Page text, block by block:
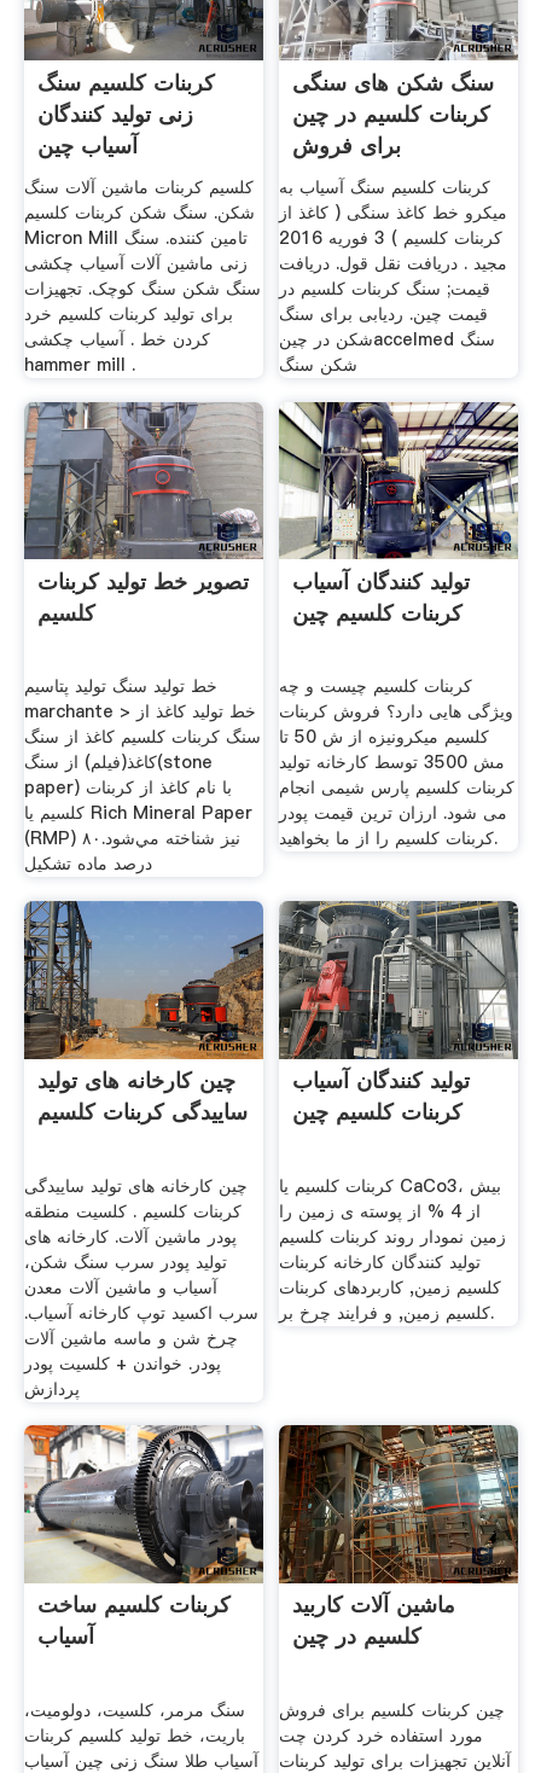
کربنات کلسیم سنگ
زنی تولید کنندگان
آسیاب چین
کلسیم کربنات ماشین آلات سنگ
شکن. سنگ شکن کربنات کلسیم
Micron Mill تامین کننده. سنگ
زنی ماشین آلات آسیاب چکشی
سنگ شکن سنگ کوچک. تجهیزات
برای تولید کربنات کلسیم خرد
کردن خط . آسیاب چکشی
hammer mill .
سنگ شکن های سنگی
کربنات کلسیم در چین
برای فروش
کربنات کلسیم سنگ آسیاب به
میکرو خط کاغذ سنگی ( کاغذ از
کربنات کلسیم ) 3 فوریه 2016
مجید . دریافت نقل قول. دریافت
قیمت; سنگ کربنات کلسیم در
قیمت چین. ردیابی برای سنگ
شکن در چینaccelmed سنگ
شکن سنگ
تصویر خط تولید کربنات
کلسیم
خط تولید سنگ تولید پتاسیم
marchante > خط تولید کاغذ از
سنگ کربنات کلسیم کاغذ از سنگ
كاغذ(فیلم) از سنگ(stone
paper) با نام‌ كاغذ از كربنات
كلسيم يا Rich Mineral Paper
(RMP) نيز شناخته مي‌شود.۸۰
درصد ماده تشکیل
تولید کنندگان آسیاب
کربنات کلسیم چین
کربنات کلسیم چیست و چه
ویژگی هایی دارد؟ فروش کربنات
کلسیم میکرونیزه از ش 50 تا
مش 3500 توسط کارخانه تولید
کربنات کلسیم پارس شیمی انجام
می شود. ارزان ترین قیمت پودر
کربنات کلسیم را از ما بخواهید.
چین کارخانه های تولید
ساییدگی کربنات کلسیم
چین کارخانه های تولید ساییدگی
کربنات کلسیم . کلسیت منطقه
پودر ماشین آلات. کارخانه های
تولید پودر سرب سنگ شکن،
آسیاب و ماشین آلات معدن
سرب اکسید توپ کارخانه آسیاب.
چرخ شن و ماسه ماشین آلات
پودر. خواندن + کلسیت پودر
پردازش
تولید کنندگان آسیاب
کربنات کلسیم چین
کربنات کلسیم یا CaCo3، بیش
از 4 % از پوسته ی زمین را
زمین نمودار روند کربنات کلسیم
تولید کنندگان کارخانه کربنات
کلسیم زمین, کاربردهای کربنات
کلسیم زمین, و فرایند چرخ بر.
کربنات کلسیم ساخت
آسیاب
سنگ مرمر، کلسیت، دولومیت،
باریت، خط تولید کلسیم کربنات
آسیاب طلا سنگ زنی چین آسیاب
ماشین آلات کاربید
کلسیم در چین
چین کربنات کلسیم برای فروش
مورد استفاده خرد کردن چت
آنلاین تجهیزات برای تولید کربنات